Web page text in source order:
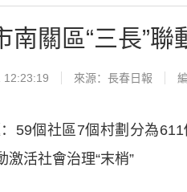
南關區“三長”聯
12:23:19 來源： 長春日報
個社區7個村劃分為611
激活社會治理“末梢”